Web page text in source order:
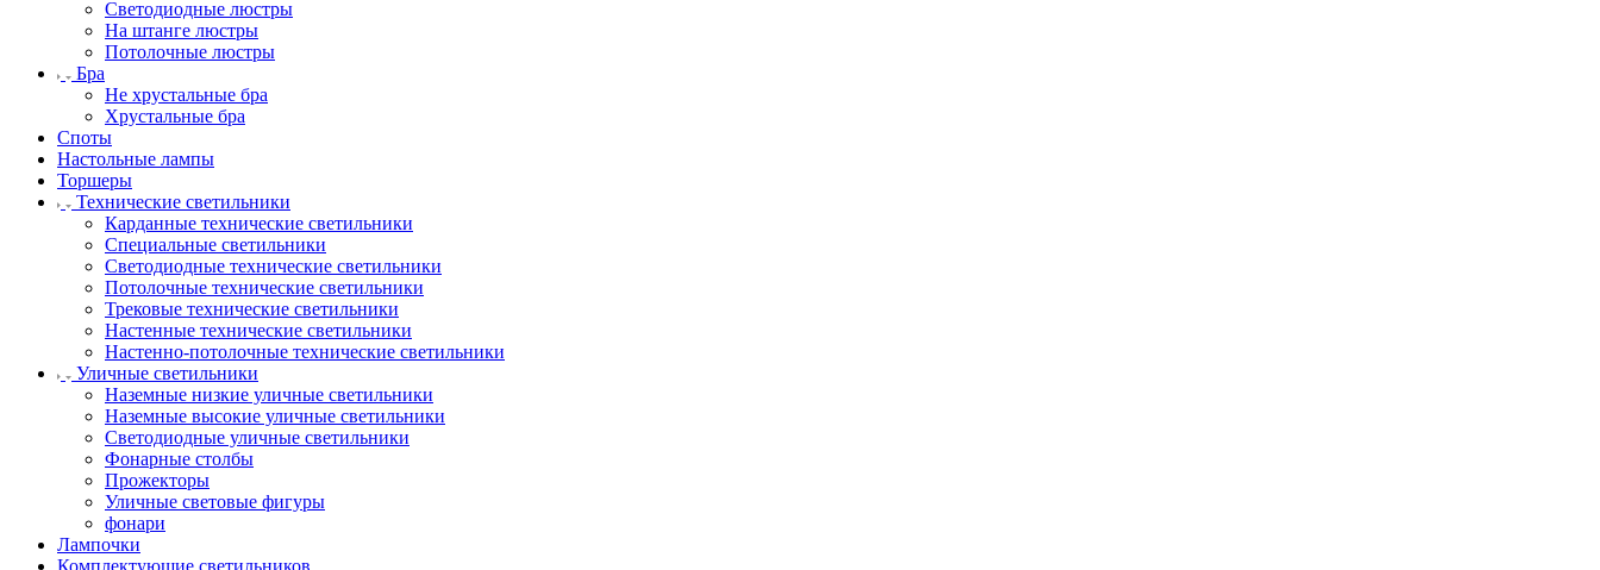
Светодиодные люстры
На штанге люстры
Потолочные люстры
Бра
Не хрустальные бра
Хрустальные бра
Споты
Настольные лампы
Торшеры
Технические светильники
Карданные технические светильники
Специальные светильники
Светодиодные технические светильники
Потолочные технические светильники
Трековые технические светильники
Настенные технические светильники
Настенно-потолочные технические светильники
Уличные светильники
Наземные низкие уличные светильники
Наземные высокие уличные светильники
Светодиодные уличные светильники
Фонарные столбы
Прожекторы
Уличные световые фигуры
фонари
Лампочки
Комплектующие светильников